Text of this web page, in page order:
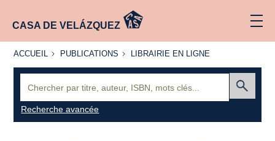
CASA DE VELÁZQUEZ
ACCUEIL
ACCUEIL PUBLICATIONS
PUBLICATIONS
LIBRAIRIE
LIBRAIRIE EN LIGNE
Recherche avancée